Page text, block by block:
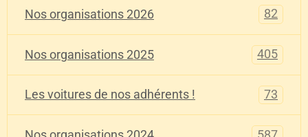
Nos organisations 2026 82
Nos organisations 2025 405
Les voitures de nos adhérents ! 73